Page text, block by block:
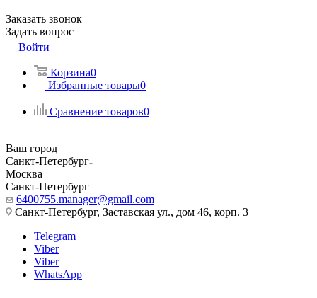
Заказать звонок
Задать вопрос
Войти
Корзина0
Избранные товары0
Сравнение товаров0
Ваш город
Санкт-Петербург
Москва
Санкт-Петербург
6400755.manager@gmail.com
Санкт-Петербург, Заставская ул., дом 46, корп. 3
Telegram
Viber
Viber
WhatsApp